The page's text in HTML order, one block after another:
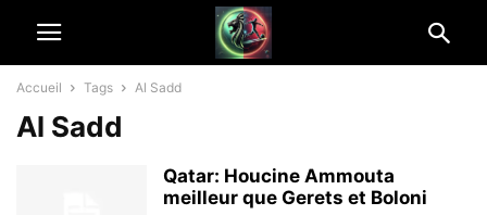
Accueil Tags Al Sadd
Al Sadd
Qatar: Houcine Ammouta
meilleur que Gerets et Boloni